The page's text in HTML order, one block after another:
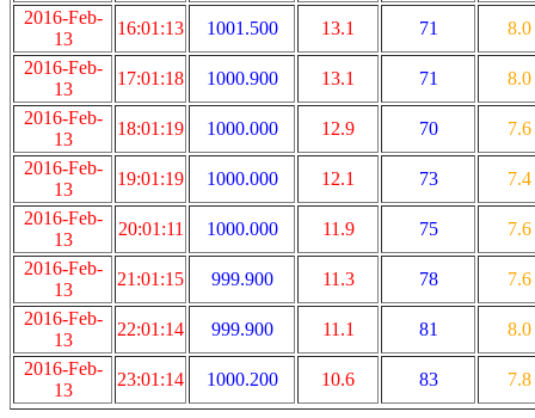
2016-Feb-
13
16:01:13 1001.500 13.1 71
8.0
2016-Feb-
13
17:01:18 1000.900 13.1 71
8.0
2016-Feb-
13
18:01:19 1000.000 12.9 70
7.6
2016-Feb-
13
19:01:19 1000.000 12.1 73
7.4
2016-Feb-
13
20:01:11 1000.000 11.9 75
7.6
2016-Feb-
13
21:01:15 999.900 11.3 78
7.6
2016-Feb-
13
22:01:14 999.900 11.1 81
8.0
2016-Feb-
13
23:01:14 1000.200 10.6 83 7.8